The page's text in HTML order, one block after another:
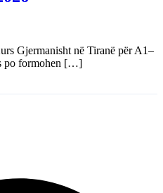
Gjermanisht në Tiranë për A1–
po formohen […]